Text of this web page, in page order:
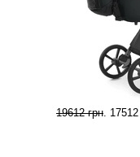
19612 грн.